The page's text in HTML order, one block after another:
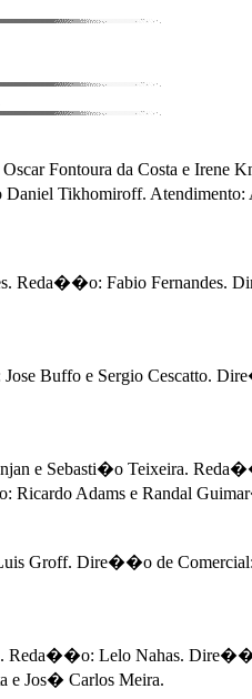
Fontoura da Costa e
Tikhomiroff.
Fabio Fernandes.
Buffo e Sergio Cescatto.
e Sebasti�o Teixeira.
Adams e Randal
Dire��o de Comercial:
Lelo Nahas.
e Jos� Carlos Meira.